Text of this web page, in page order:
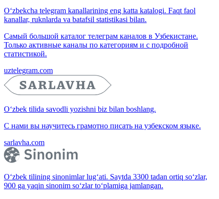
O‘zbekcha telegram kanallarining eng katta katalogi. Faqt faol
kanallar, ruknlarda va batafsil statistikasi bilan.
Самый большой каталог телеграм каналов в Узбекистане.
Только активные каналы по категориям и с подробной
статистикой.
uztelegram.com
O‘zbek tilida savodli yozishni biz bilan boshlang.
С нами вы научитесь грамотно писать на узбекском языке.
sarlavha.com
O‘zbek tilining sinonimlar lug‘ati. Saytda 3300 tadan ortiq so‘zlar,
900 ga yaqin sinonim so‘zlar to‘plamiga jamlangan.